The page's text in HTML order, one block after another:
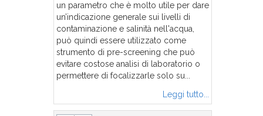
un parametro che è molto utile per dare
un’indicazione generale sui livelli di
contaminazione e salinità nell'acqua,
può quindi essere utilizzato come
strumento di pre-screening che può
evitare costose analisi di laboratorio o
permettere di focalizzarle solo su...
Leggi tutto...